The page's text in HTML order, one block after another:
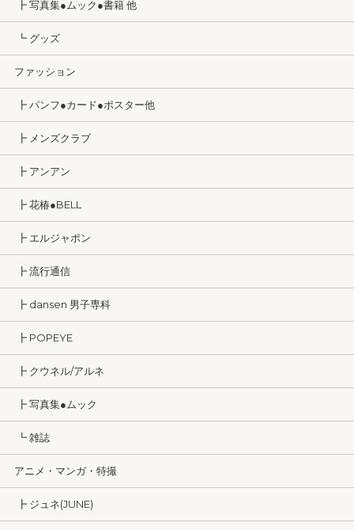
┣ 写真集●ムック●書籍 他
┗ グッズ
ファッション
┣ パンフ●カード●ポスター他
┣ メンズクラブ
┣ アンアン
┣ 花椿●BELL
┣ エルジャポン
┣ 流行通信
┣ dansen 男子専科
┣ POPEYE
┣ クウネル/アルネ
┣ 写真集●ムック
┗ 雑誌
アニメ・マンガ・特撮
┣ ジュネ(JUNE)